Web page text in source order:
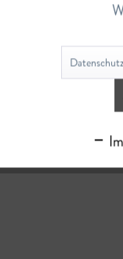
Ähnliche Artikel